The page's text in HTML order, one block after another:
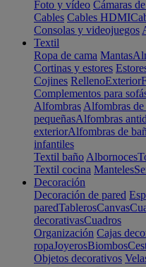
Foto y vídeo Cámaras
Cables Cables HDMI
Consolas y videojuegos
Textil
Ropa de cama Mantas
Cortinas y estores
Cojines RellenoExterior
Complementos para
Alfombras Alfombras
pequeñasAlfombras
exteriorAlfombras de
infantiles
Textil baño Albornoces
Textil cocina Manteles
Decoración
Decoración de pared
paredTablerosCanvas
decorativasCuadros
Organización Cajas
ropaJoyerosBiombos
Objetos decorativos